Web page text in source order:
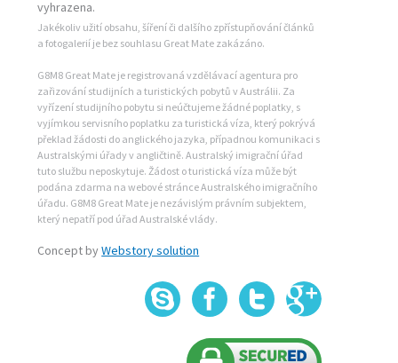
vyhrazena.
Jakékoliv užití obsahu, šíření či dalšího zpřístupňování článků
a fotogalerií je bez souhlasu Great Mate zakázáno.
G8M8 Great Mate je registrovaná vzdělávací agentura pro
zařizování studijních a turistických pobytů v Austrálii. Za
vyřízení studijního pobytu si neúčtujeme žádné poplatky, s
vyjímkou servisního poplatku za turistická víza, který pokrývá
překlad žádosti do anglického jazyka, případnou komunikaci s
Australskými úřady v angličtině. Australský imigrační úřad
tuto službu neposkytuje. Žádost o turistická víza může být
podána zdarma na webové stránce Australského imigračního
úřadu. G8M8 Great Mate je nezávislým právním subjektem,
který nepatří pod úřad Australské vlády.
Concept byWebstory solution